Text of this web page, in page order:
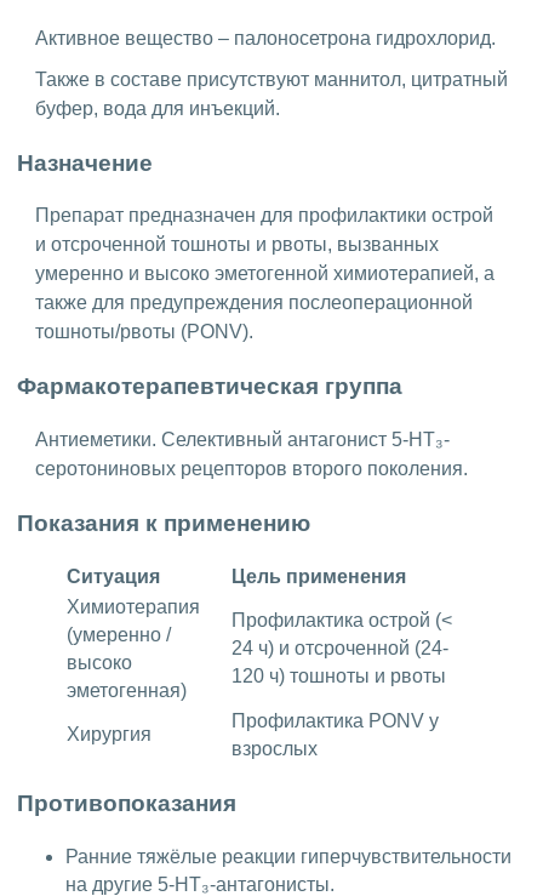
Активное вещество – палоносетрона гидрохлорид.
Также в составе присутствуют маннитол, цитратный
буфер, вода для инъекций.
Назначение
Препарат предназначен для профилактики острой
и отсроченной тошноты и рвоты, вызванных
умеренно и высоко эметогенной химиотерапией, а
также для предупреждения послеоперационной
тошноты/рвоты (PONV).
Фармакотерапевтическая группа
Антиеметики. Селективный антагонист 5-НТ₃-
серотониновых рецепторов второго поколения.
Показания к применению
Ситуация
Цель применения
Химиотерапия
(умеренно /
высоко
эметогенная)
Профилактика острой (<
24 ч) и отсроченной (24-
120 ч) тошноты и рвоты
Хирургия
Профилактика PONV у
взрослых
Противопоказания
Ранние тяжёлые реакции гиперчувствительности
на другие 5-НТ₃-антагонисты.